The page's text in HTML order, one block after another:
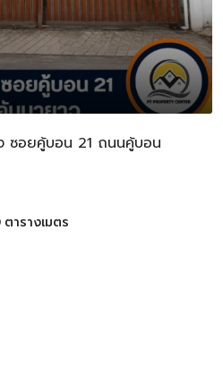
ซอยคู้บอน 21 ถนนคู้บอน
ตารางเมตร